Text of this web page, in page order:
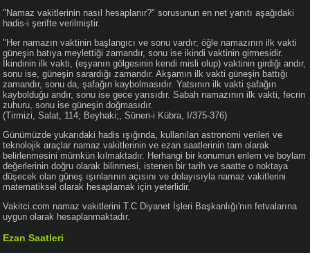
"Namaz vakitlerinin nasıl hesaplanır?" sorusunun en net yanıtı aşağıdaki
hadis-i şerifte verilmiştir.
"Her namazın vaktinin başlangıcı ve sonu vardır; öğle namazının ilk vakti
güneşin batıya meylettiği zamandır, sonu ise ikindi vaktinin girmesidir.
İkindinin ilk vakti, (eşyanın gölgesinin kendi misli olup) vaktinin girdiği andır,
sonu ise, güneşin sarardığı zamandır. Akşamın ilk vakti güneşin battığı
zamandır, sonu da, şafağın kaybolmasıdır. Yatsının ilk vakti şafağın
kaybolduğu andır, sonu ise gece yarısıdır. Sabah namazının ilk vakti, fecrin
zuhuru, sonu ise güneşin doğmasıdır.
(Tirmizi, Salat, 114; Beyhaki;, Sünen-i Kübra, I/375-376)
Günümüzde yukarıdaki hadis ışığında, kullanılan astronomi verileri ve
teknolojik araçlar namaz vakitlerinin ve ezan saatlerinin tam olarak
belirlenmesini mümkün kılmaktadır. Herhangi bir konumun enlem ve boylam
değerlerinin doğru olarak bilinmesi, istenen bir tarih ve saatte o noktaya
düşecek olan güneş ışınlarının açısını ve dolayısıyla namaz vakitlerini
matematiksel olarak hesaplamak için yeterlidir.
Vakitci.com namaz vakitlerini T.C Diyanet İşleri Başkanlığı'nın fetvalarına
uygun olarak hesaplanmaktadır.
Ezan Saatleri